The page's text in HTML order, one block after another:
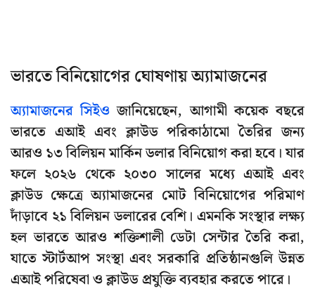
ভারতে বিনিয়োগের ঘোষণায় অ্যামাজনের
অ্যামাজনের সিইও জানিয়েছেন, আগামী কয়েক বছরে
ভারতে এআই এবং ক্লাউড পরিকাঠামো তৈরির জন্য
আরও ১৩ বিলিয়ন মার্কিন ডলার বিনিয়োগ করা হবে। যার
ফলে ২০২৬ থেকে ২০৩০ সালের মধ্যে এআই এবং
ক্লাউড ক্ষেত্রে অ্যামাজনের মোট বিনিয়োগের পরিমাণ
দাঁড়াবে ২১ বিলিয়ন ডলারের বেশি। এমনকি সংস্থার লক্ষ্য
হল ভারতে আরও শক্তিশালী ডেটা সেন্টার তৈরি করা,
যাতে স্টার্টআপ সংস্থা এবং সরকারি প্রতিষ্ঠানগুলি উন্নত
এআই পরিষেবা ও ক্লাউড প্রযুক্তি ব্যবহার করতে পারে।